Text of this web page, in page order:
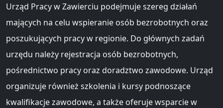
Urząd Pracy w Zawierciu podejmuje szereg działań
mających na celu wspieranie osób bezrobotnych oraz
poszukujących pracy w regionie. Do głównych zadań
urzędu należy rejestracja osób bezrobotnych,
pośrednictwo pracy oraz doradztwo zawodowe. Urząd
organizuje również szkolenia i kursy podnoszące
kwalifikacje zawodowe, a także oferuje wsparcie w